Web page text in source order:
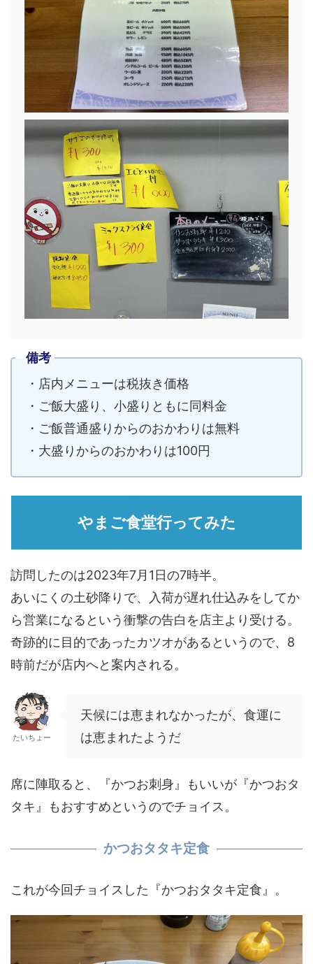
備考
・店内メニューは税抜き価格
・ご飯大盛り、小盛りともに同料金
・ご飯普通盛りからのおかわりは無料
・大盛りからのおかわりは100円
やまご食堂行ってみた
訪問したのは2023年7月1日の7時半。
あいにくの土砂降りで、入荷が遅れ仕込みをしてか
ら営業になるという衝撃の告白を店主より受ける。
奇跡的に目的であったカツオがあるというので、8
時前だが店内へと案内される。
たいちょー
天候には恵まれなかったが、食運に
は恵まれたようだ
席に陣取ると、『かつお刺身』もいいが『かつおタ
タキ』もおすすめというのでチョイス。
かつおタタキ定食
これが今回チョイスした『かつおタタキ定食』。